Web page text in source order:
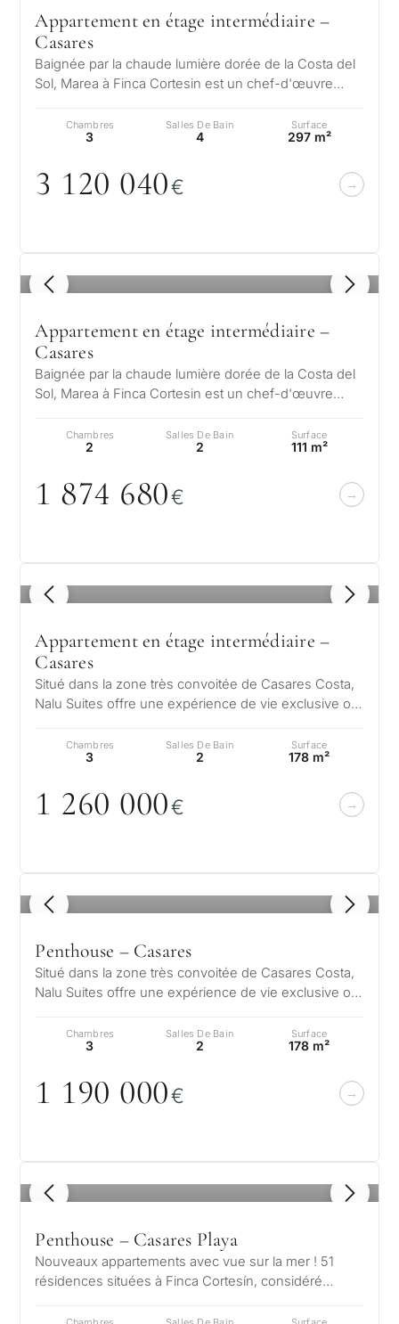
Appartement en étage intermédiaire –
Casares
Baignée par la chaude lumière dorée de la Costa del
Sol, Marea à Finca Cortesin est un chef-d'œuvre
Chambres
3
Salles De Bain
4
Surface
297 m²
3 120 040€
1 / 8
Appartement en étage intermédiaire –
Casares
Baignée par la chaude lumière dorée de la Costa del
Sol, Marea à Finca Cortesin est un chef-d'œuvre
Chambres
2
Salles De Bain
2
Surface
111 m²
1 874 680€
1 / 7
Appartement en étage intermédiaire –
Casares
Situé dans la zone très convoitée de Casares Costa,
Nalu Suites offre une expérience de vie exclusive où
Chambres
3
Salles De Bain
2
Surface
178 m²
1 260 000€
1 / 7
Penthouse – Casares
Situé dans la zone très convoitée de Casares Costa,
Nalu Suites offre une expérience de vie exclusive où
Chambres
3
Salles De Bain
2
Surface
178 m²
1 190 000€
1 / 8
Penthouse – Casares Playa
Nouveaux appartements avec vue sur la mer ! 51
résidences situées à Finca Cortesín, considéré